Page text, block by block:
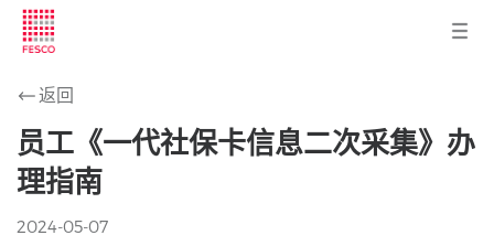
返回
员工《一代社保卡信息二次采集》办
理指南
2024-05-07